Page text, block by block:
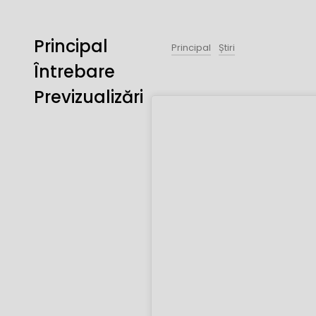
Principal
Întrebare
Previzualizări
Principal Știri